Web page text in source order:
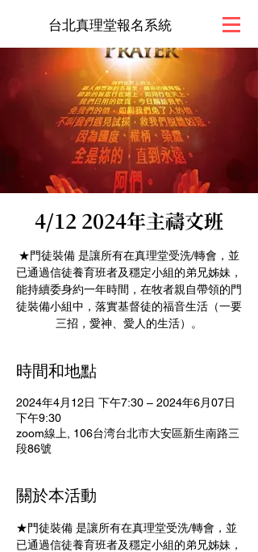
台北真理堂報名系統
4/12 2024年主禱文班
★門徒裝備 是讓所有在真理堂受洗/轉會，並
已通過信徒養育班者及穩定小組的弟兄姊妹，
能持續委身約一年時間，在牧者親自帶領的門
徒裝備小組中，落實基督徒的福音生活（一要
三招，愛神、愛人的生活）。
時間和地點
2024年4月12日 下午7:30 – 2024年6月07日
下午9:30
zoom線上, 106台湾台北市大安區新生南路三
段86號
關於本活動
★門徒裝備 是讓所有在真理堂受洗/轉會，並
已通過信徒養育班者及穩定小組的弟兄姊妹，